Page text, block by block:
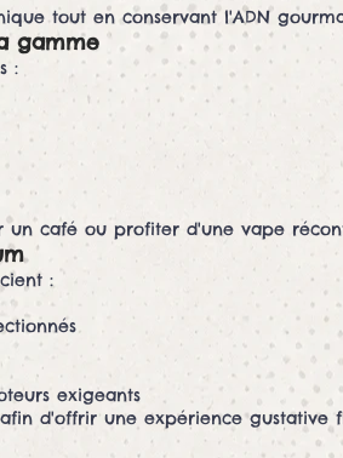
tout en conservant l'ADN
gamme
:
un café ou profiter d'une vape
:
exigeants
d'offrir une expérience gustative